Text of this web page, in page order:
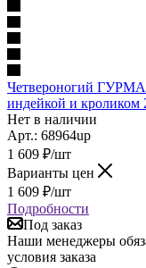
Четвероногий
индейкой и кроликом
Нет в наличии
Арт.: 68964up
1 609 ₽/шт
Варианты цен
1 609 ₽/шт
Подробности
Под заказ
Наши менеджеры
условия заказа